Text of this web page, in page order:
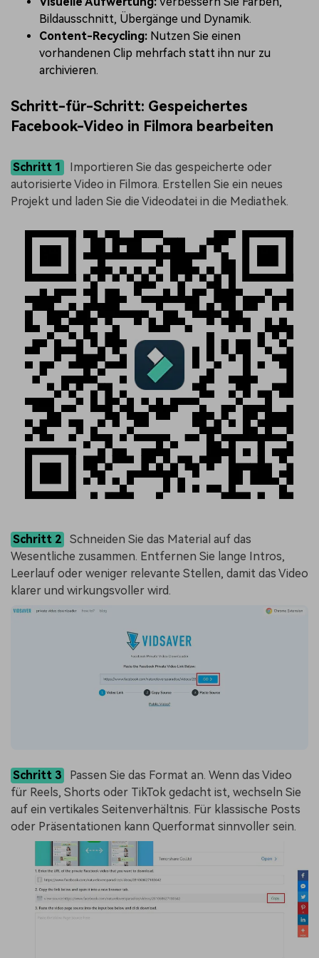
Bildausschnitt, Übergänge und Dynamik.
Content-Recycling: Nutzen Sie einen
vorhandenen Clip mehrfach statt ihn nur zu
archivieren.
Schritt-für-Schritt: Gespeichertes
Facebook-Video in Filmora bearbeiten
Schritt 1
Importieren Sie das gespeicherte oder
autorisierte Video in Filmora. Erstellen Sie ein neues
Projekt und laden Sie die Videodatei in die Mediathek.
Schritt 2
Schneiden Sie das Material auf das
Wesentliche zusammen. Entfernen Sie lange Intros,
Leerlauf oder weniger relevante Stellen, damit das Video
klarer und wirkungsvoller wird.
Schritt 3
Passen Sie das Format an. Wenn das Video
für Reels, Shorts oder TikTok gedacht ist, wechseln Sie
auf ein vertikales Seitenverhältnis. Für klassische Posts
oder Präsentationen kann Querformat sinnvoller sein.